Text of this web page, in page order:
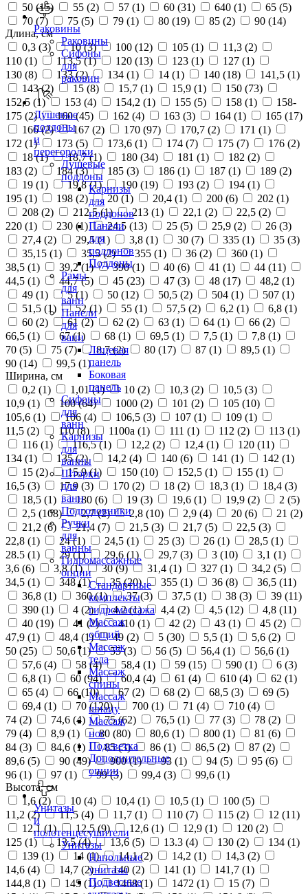
Раковины
Раковины
Сифоны
для
раковин
Душевые
поддоны
и
перегородки
Душевые
поддоны
Карнизы
для
поддонов
Панели
для
поддонов
Поддоны
Рамы
для
ванн
Панели
для
ванн
Лицевая
панель
Боковая
панель
Сифоны
для
ванн
Карнизы
для
ванны
Шторки
для
ванн
Подголовники
Ручки
для
ванны
Гидромассажные
опции
Стандартные
комплекты
гидромассажа
Массаж
общий
Массаж
тела
Массаж
спины
Массаж
шиацу
Массаж
ног
Подсветка
Дополнительные
опции
Унитазы
и
полотенцесушители
Унитазы
Напольные
унитазы
Подвесные
50 (15) 55 (2) 57 (1) 60 (31) 640 (1) 65 (5)
70 (7) 75 (5) 79 (1) 80 (19) 85 (2) 90 (14)
Длина, см
0,3 (3) 10 (3) 100 (12) 105 (1) 11,3 (2)
110 (1) 113,5 (1) 120 (13) 123 (1) 127 (1)
130 (8) 133 (2) 134 (1) 14 (1) 140 (18) 141,5 (1)
143 (2) 15 (8) 15,7 (1) 15,9 (1) 150 (73)
152,5 (1) 153 (4) 154,2 (1) 155 (5) 158 (1)
158-
175 (2) 160 (45) 162 (4) 163 (3) 164 (1) 165 (17)
166 (2) 167 (2) 170 (97) 170,7 (2) 171 (1)
172 (1) 173 (5) 173,6 (1) 174 (7) 175 (7) 176 (2)
18 (1) 18,7 (1) 180 (34) 181 (1) 182 (2)
183 (2) 184 (3) 185 (3) 186 (1) 187 (1) 189 (2)
19 (1) 19,8 (1) 190 (19) 193 (2) 194 (1)
195 (1) 198 (2) 20 (1) 20,4 (1) 200 (6) 202 (1)
208 (2) 212,5 (1) 213 (1) 22,1 (2) 22,5 (2)
220 (1) 230 (1) 24,5 (13) 25 (5) 25,9 (2) 26 (3)
27,4 (2) 29,5 (1) 3,8 (1) 30 (7) 335 (1) 35 (3)
35,15 (1) 35,5 (2) 355 (1) 36 (2) 360 (1)
38,5 (1) 39,2 (1) 390 (1) 40 (6) 41 (1) 44 (11)
44,5 (1) 44,7 (5) 45 (23) 47 (3) 48 (17) 48,2 (1)
49 (1) 5 (1) 50 (12) 50,5 (2) 504 (1) 507 (1)
51,5 (1) 52 (1) 55 (1) 57,5 (2) 6,2 (1) 6,8 (1)
60 (2) 61 (2) 62 (2) 63 (1) 64 (1) 66 (2)
66,5 (1) 67 (1) 68 (1) 69,5 (1) 7,5 (1) 7,8 (1)
70 (5) 75 (7) 8,7 (2) 80 (17) 87 (1) 89,5 (1)
90 (14) 99,5 (1)
Ширина, см
0,2 (1) 1,01 (1) 10 (2) 10,3 (2) 10,5 (3)
10,9 (1) 100 (64) 1000 (2) 101 (2) 105 (10)
105,6 (1) 106 (4) 106,5 (3) 107 (1) 109 (1)
11,5 (2) 110 (8) 1100а (1) 111 (1) 112 (2) 113 (1)
116 (1) 116,5 (1) 12,2 (2) 12,4 (1) 120 (11)
134 (1) 135 (2) 14,2 (4) 140 (6) 141 (1) 142 (1)
15 (2) 15,9 (1) 150 (10) 152,5 (1) 155 (1)
16,5 (3) 17,9 (3) 170 (2) 18 (2) 18,3 (1) 18,4 (3)
18,5 (1) 180 (6) 19 (3) 19,6 (1) 19,9 (2) 2 (5)
2,5 (108) 2,7 (2) 2,8 (10) 2,9 (4) 20 (6) 21 (2)
21,2 (6) 21,4 (7) 21,5 (3) 21,7 (5) 22,5 (3)
22,8 (1) 24 (1) 24,5 (1) 25 (3) 26 (1) 28,5 (1)
28.5 (1) 29 (1) 29,6 (1) 29,7 (3) 3 (10) 3,1 (1)
3,6 (6) 3,8 (1) 30 (9) 31,4 (1) 327 (1) 34,2 (5)
34,5 (1) 348 (1) 35 (20) 355 (1) 36 (8) 36,5 (11)
36,8 (1) 360 (1) 37 (3) 37,5 (1) 38 (3) 39 (11)
390 (1) 4 (2) 4,2 (1) 4,4 (2) 4,5 (12) 4,8 (11)
40 (19) 41 (2) 410 (1) 42 (2) 43 (1) 45 (2)
47,9 (1) 48,4 (1) 49 (2) 5 (30) 5,5 (1) 5,6 (2)
50 (25) 50,6 (1) 55 (3) 56 (5) 56,4 (1) 56,6 (1)
57,6 (4) 58 (4) 58,4 (1) 59 (15) 590 (1) 6 (3)
6,8 (1) 60 (94) 60,4 (4) 61 (4) 610 (4) 62 (1)
65 (4) 66 (10) 67 (2) 68 (2) 68,5 (3) 69 (5)
69,4 (1) 70 (120) 700 (1) 71 (4) 710 (4)
74 (2) 74,6 (4) 75 (62) 76,5 (1) 77 (3) 78 (2)
79 (4) 8,9 (1) 80 (80) 80,6 (1) 800 (1) 81 (6)
84 (3) 84,6 (1) 85 (3) 86 (1) 86,5 (2) 87 (2)
89,6 (5) 90 (49) 900 (1) 93 (1) 94 (5) 95 (6)
96 (1) 97 (1) 99 (3) 99,4 (3) 99,6 (1)
Высота, см
1,6 (2) 10 (4) 10,4 (1) 10,5 (1) 100 (5)
11,2 (2) 11,5 (4) 11,7 (1) 110 (7) 115 (2) 12 (11)
12,1 (1) 12,5 (9) 12,6 (1) 12,9 (1) 120 (2)
125 (1) 13,5 (4) 13,6 (5) 13.3 (4) 130 (2) 134 (1)
139 (1) 14 (1) 14,1 (2) 14,2 (1) 14,3 (2)
14,6 (4) 14,7 (2) 140 (2) 141 (1) 141,7 (1)
144,8 (1) 145 (1) 1468 (1) 1472 (1) 15 (7)